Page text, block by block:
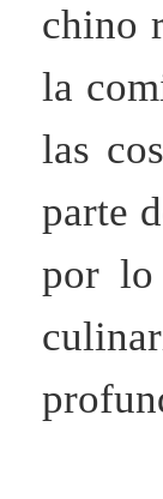
chino
la
las
parte
por lo